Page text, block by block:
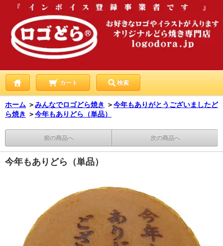
カート 検索
ホーム ＞みんなでロゴどら焼き ＞今年もありがとうございましたど
ら焼き ＞今年もありどら（単品）
前の商品へ 次の商品へ
今年もありどら（単品）